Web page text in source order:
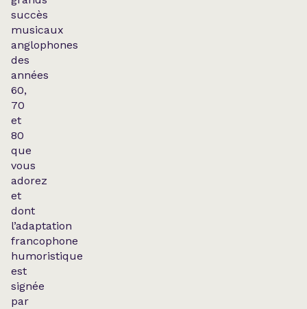
succès
musicaux
anglophones
des
années
60,
70
et
80
que
vous
adorez
et
dont
l’adaptation
francophone
humoristique
est
signée
par